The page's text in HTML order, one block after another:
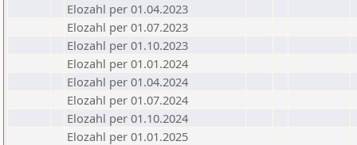
Elozahl per 01.04.2023
Elozahl per 01.07.2023
Elozahl per 01.10.2023
Elozahl per 01.01.2024
Elozahl per 01.04.2024
Elozahl per 01.07.2024
Elozahl per 01.10.2024
Elozahl per 01.01.2025